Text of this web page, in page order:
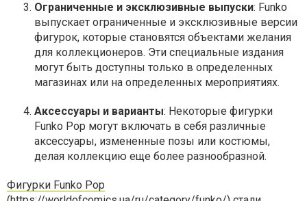
Ограниченные и эксклюзивные выпуски: Funko
выпускает ограниченные и эксклюзивные версии
фигурок, которые становятся объектами желания
для коллекционеров. Эти специальные издания
могут быть доступны только в определенных
магазинах или на определенных мероприятиях.
Аксессуары и варианты: Некоторые фигурки
Funko Pop могут включать в себя различные
аксессуары, измененные позы или костюмы,
делая коллекцию еще более разнообразной.
Фигурки Funko Pop